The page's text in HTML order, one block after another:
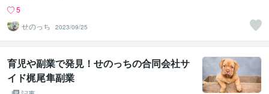
5
せのっち
2023/09/25
育児や副業で発見！せのっちの合同会社サ
イド梶尾隼副業